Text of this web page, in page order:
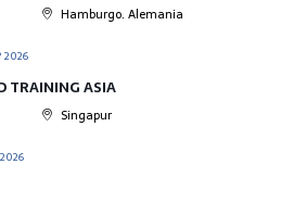
Hamburgo. Alemania
2026
TRAINING ASIA
Singapur